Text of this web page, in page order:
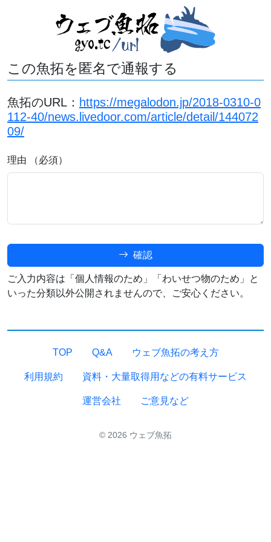
この魚拓を匿名で通報する
魚拓のURL： https://megalodon.jp/2018-0310-0
112-40/news.livedoor.com/article/detail/144072
09/
理由 （必須）
確認
ご入力内容は「個人情報のため」「わいせつ物のため」と
いった分類以外公開されませんので、ご安心ください。
TOP Q&A ウェブ魚拓の考え方
利用規約 資料・大量取得用などの有料サービス
運営会社 ご意見など
© 2026 ウェブ魚拓